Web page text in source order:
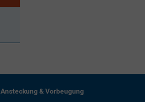
Ansteckung & Vorbeugung